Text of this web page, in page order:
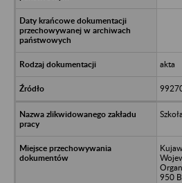
akta
950